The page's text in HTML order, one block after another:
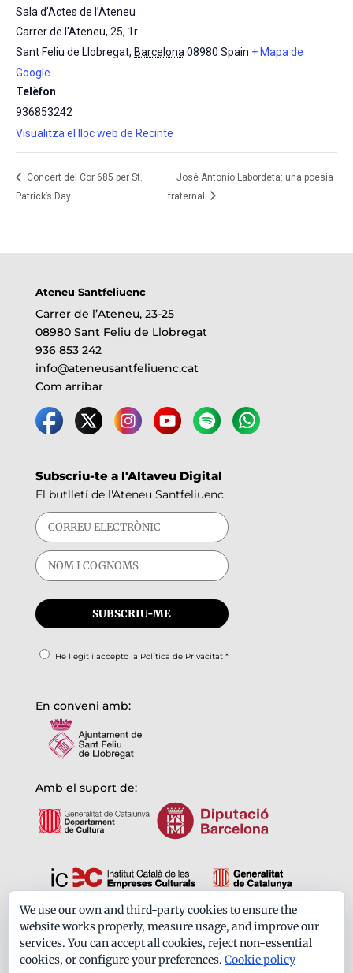
Sala d’Actes de l’Ateneu
Carrer de l'Ateneu, 25, 1r
Sant Feliu de Llobregat, Barcelona 08980 Spain + Mapa de
Google
Telèfon
936853242
Visualitza el lloc web de Recinte
Concert del Cor 685 per St.
Patrick’s Day
José Antonio Labordeta: una poesia
fraternal
Ateneu Santfeliuenc
Carrer de l’Ateneu, 23-25
08980 Sant Feliu de Llobregat
936 853 242
info@ateneusantfeliuenc.cat
Com arribar
Subscriu-te a l'Altaveu Digital
El butlletí de l'Ateneu Santfeliuenc
He llegit i accepto la Política de Privacitat*
En conveni amb:
Amb el suport de:
Formem part de:
We use our own and third-party cookies to ensure the
website works properly, measure usage, and improve our
services. You can accept all cookies, reject non-essential
cookies, or configure your preferences. Cookie policy